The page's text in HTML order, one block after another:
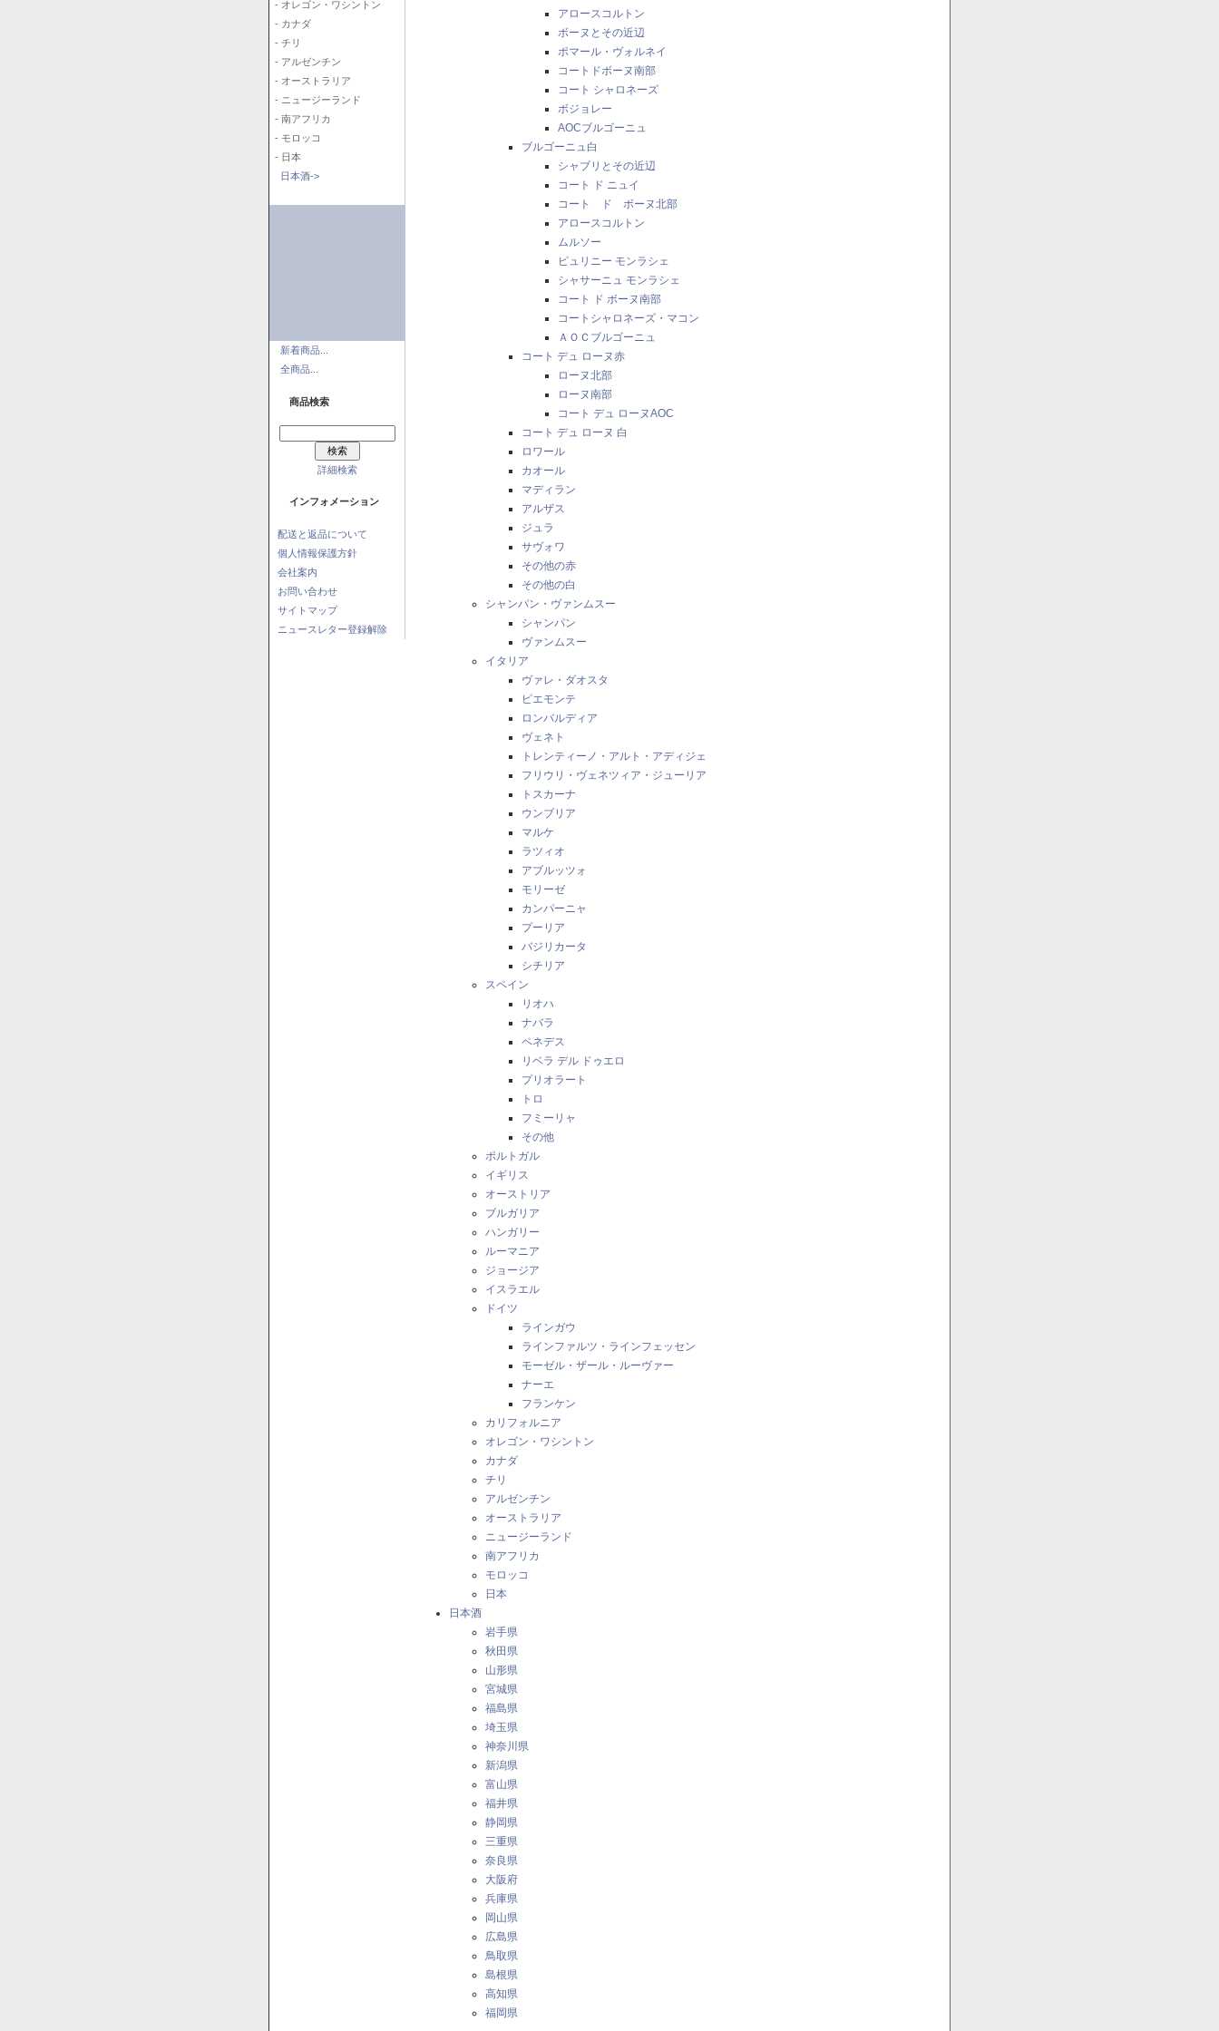
- オレゴン・ワシントン
- カナダ
- チリ
- アルゼンチン
- オーストラリア
- ニュージーランド
- 南アフリカ
- モロッコ
- 日本
日本酒->
新着商品...
全商品...
商品検索
詳細検索
インフォメーション
配送と返品について
個人情報保護方針
会社案内
お問い合わせ
サイトマップ
ニュースレター登録解除
アロースコルトン
ボーヌとその近辺
ポマール・ヴォルネイ
コートドボーヌ南部
コート シャロネーズ
ボジョレー
AOCブルゴーニュ
ブルゴーニュ白
シャブリとその近辺
コート ド ニュイ
コート ド ボーヌ北部
アロースコルトン
ムルソー
ピュリニー モンラシェ
シャサーニュ モンラシェ
コート ド ボーヌ南部
コートシャロネーズ・マコン
ＡＯＣブルゴーニュ
コート デュ ローヌ赤
ローヌ北部
ローヌ南部
コート デュ ローヌAOC
コート デュ ローヌ 白
ロワール
カオール
マディラン
アルザス
ジュラ
サヴォワ
その他の赤
その他の白
シャンパン・ヴァンムスー
シャンパン
ヴァンムスー
イタリア
ヴァレ・ダオスタ
ピエモンテ
ロンバルディア
ヴェネト
トレンティーノ・アルト・アディジェ
フリウリ・ヴェネツィア・ジューリア
トスカーナ
ウンブリア
マルケ
ラツィオ
アブルッツォ
モリーゼ
カンパーニャ
プーリア
バジリカータ
シチリア
スペイン
リオハ
ナバラ
ペネデス
リベラ デル ドゥエロ
プリオラート
トロ
フミーリャ
その他
ポルトガル
イギリス
オーストリア
ブルガリア
ハンガリー
ルーマニア
ジョージア
イスラエル
ドイツ
ラインガウ
ラインファルツ・ラインフェッセン
モーゼル・ザール・ルーヴァー
ナーエ
フランケン
カリフォルニア
オレゴン・ワシントン
カナダ
チリ
アルゼンチン
オーストラリア
ニュージーランド
南アフリカ
モロッコ
日本
日本酒
岩手県
秋田県
山形県
宮城県
福島県
埼玉県
神奈川県
新潟県
富山県
福井県
静岡県
三重県
奈良県
大阪府
兵庫県
岡山県
広島県
鳥取県
島根県
高知県
福岡県